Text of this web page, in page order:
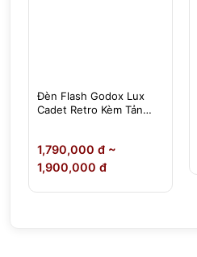
Đèn Flash Godox Lux
Cadet Retro Kèm Tản
1,790,000 đ ~
1,900,000 đ